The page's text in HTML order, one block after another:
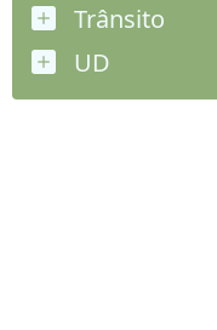
Trânsito
UD